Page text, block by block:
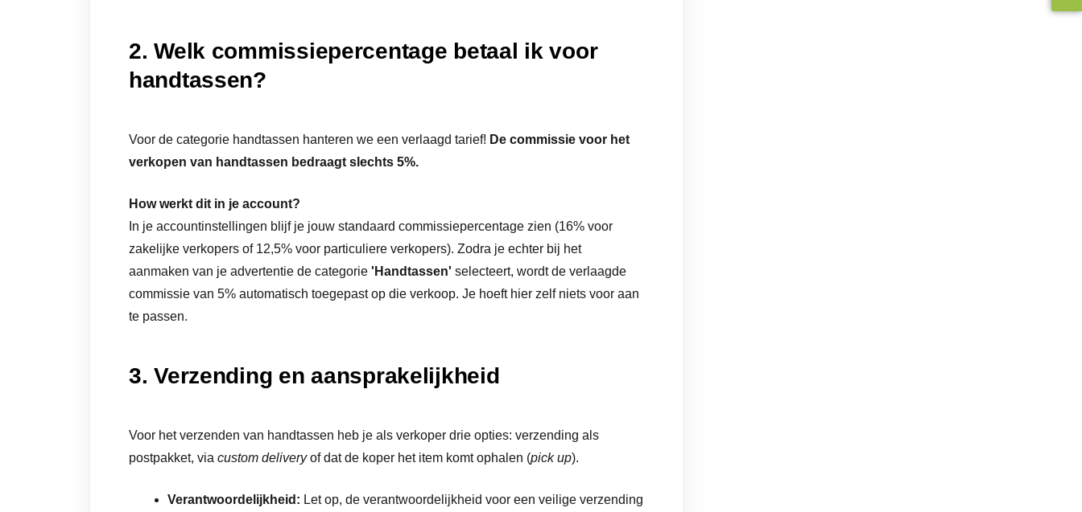
2. Welk commissiepercentage betaal ik voor
handtassen?
Voor de categorie handtassen hanteren we een verlaagd tarief! De commissie voor het
verkopen van handtassen bedraagt slechts 5%.
How werkt dit in je account?
In je accountinstellingen blijf je jouw standaard commissiepercentage zien (16% voor
zakelijke verkopers of 12,5% voor particuliere verkopers). Zodra je echter bij het
aanmaken van je advertentie de categorie 'Handtassen' selecteert, wordt de verlaagde
commissie van 5% automatisch toegepast op die verkoop. Je hoeft hier zelf niets voor aan
te passen.
3. Verzending en aansprakelijkheid
Voor het verzenden van handtassen heb je als verkoper drie opties: verzending als
postpakket, via custom deliveryof dat de koper het item komt ophalen (pick up).
Verantwoordelijkheid: Let op, de verantwoordelijkheid voor een veilige verzending